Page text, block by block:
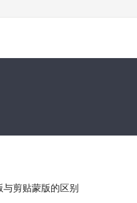
剪贴蒙版的区别